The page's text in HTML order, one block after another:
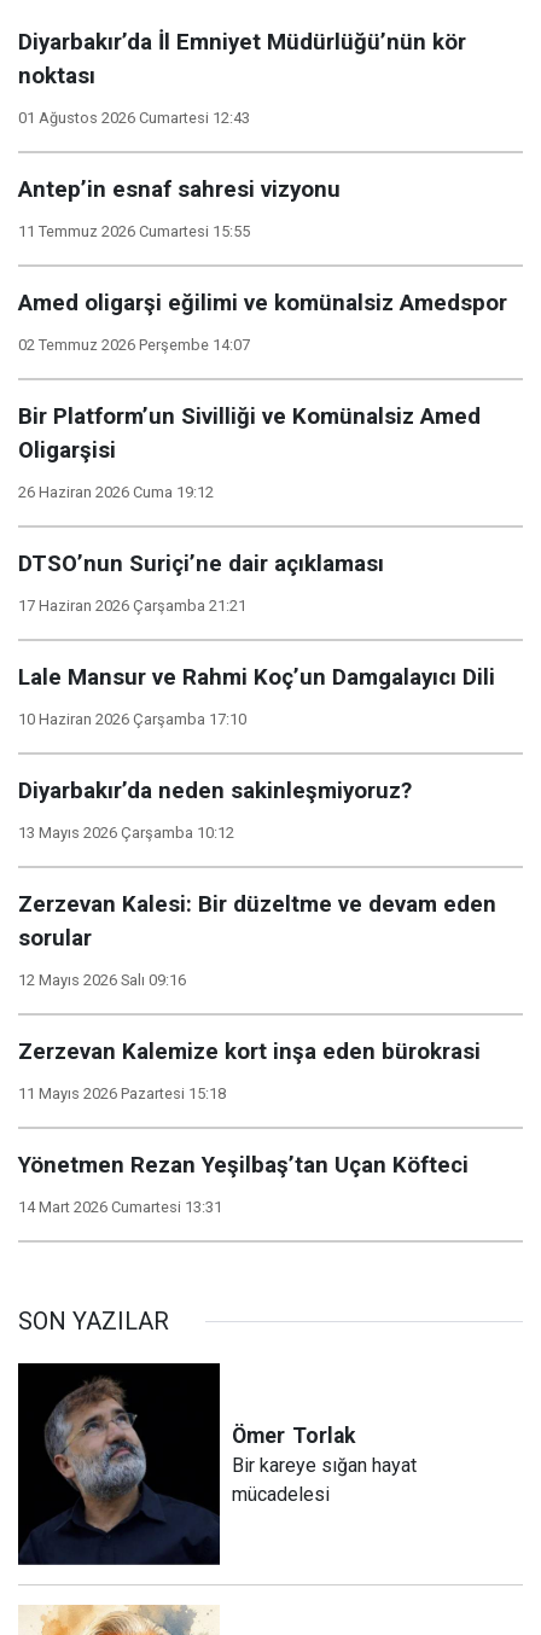
Diyarbakır’da İl Emniyet Müdürlüğü’nün kör
noktası
01 Ağustos 2026 Cumartesi 12:43
Antep’in esnaf sahresi vizyonu
11 Temmuz 2026 Cumartesi 15:55
Amed oligarşi eğilimi ve komünalsiz Amedspor
02 Temmuz 2026 Perşembe 14:07
Bir Platform’un Sivilliği ve Komünalsiz Amed
Oligarşisi
26 Haziran 2026 Cuma 19:12
DTSO’nun Suriçi’ne dair açıklaması
17 Haziran 2026 Çarşamba 21:21
Lale Mansur ve Rahmi Koç’un Damgalayıcı Dili
10 Haziran 2026 Çarşamba 17:10
Diyarbakır’da neden sakinleşmiyoruz?
13 Mayıs 2026 Çarşamba 10:12
Zerzevan Kalesi: Bir düzeltme ve devam eden
sorular
12 Mayıs 2026 Salı 09:16
Zerzevan Kalemize kort inşa eden bürokrasi
11 Mayıs 2026 Pazartesi 15:18
Yönetmen Rezan Yeşilbaş’tan Uçan Köfteci
14 Mart 2026 Cumartesi 13:31
SON YAZILAR
Ömer Torlak
Bir kareye sığan hayat
mücadelesi